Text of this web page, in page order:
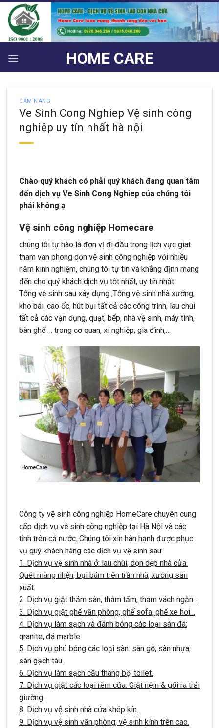
Bỏ
qua
nội
dung
HOME CARE
CẨM NANG
Ve Sinh Cong Nghiep Vệ sinh công
nghiệp uy tín nhất hà nội
Chào quý khách có phải quý khách đang quan tâm
đến dịch vụ Ve Sinh Cong Nghiep của chúng tôi
phải không ạ
Vệ sinh công nghiệp Homecare
chúng tôi tự hào là đơn vị đi đầu trong lịch vực giat
tham van phong dọn vệ sinh công nghiệp với nhiều
năm kinh nghiệm, chúng tôi tự tin và khẳng định mang
đến cho quý khách dịch vụ tốt nhất, uy tín nhất
Tổng vệ sinh sau xây dựng ,Tổng vệ sinh nhà xưởng,
kho bãi, cao ốc, hút bụi tất cả các công trình, lau chùi
tất cả các vận dụng, quạt, bếp, nhà vệ sinh, máy tính,
bàn ghế … trong cơ quan, xí nghiệp, gia đình,…
Công ty vệ sinh công nghiệp HomeCare chuyên cung
cấp dịch vụ vệ sinh công nghiệp tại Hà Nội và các
tỉnh trên cả nước. Chúng tôi xin hân hạnh được phục
vụ quý khách hàng các dịch vụ vệ sinh sau:
1. Dịch vụ vệ sinh nhà ở: lau chùi, dọn dẹp nhà cửa.
Quét màng nhện, bụi bám trên trần nhà, xưởng sản
xuất.
2. Dịch vụ giặt thảm sàn, thảm tấm, thảm vách ngăn…
3. Dịch vụ giặt ghế văn phòng, ghế sofa, ghế xe hơi…
4. Dịch vụ làm sạch và đánh bóng các loại sàn đá:
granite, đá marble.
5. Dịch vụ phủ bóng các loại sàn: sàn gỗ, sàn nhựa,
sàn gạch tàu.
6. Dịch vụ làm sạch cầu thang bộ, toilet.
7. Dịch vụ giặt các loại rèm cửa. Giặt nệm & gối ra trải
giường.
8. Dịch vụ vệ sinh nhà cửa khép kín.
9. Dịch vụ vệ sinh văn phòng, vệ sinh kính trên cao.